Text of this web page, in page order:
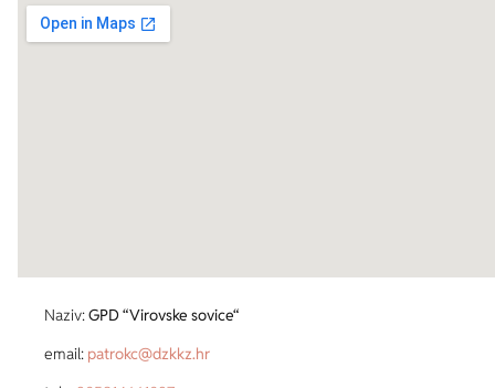
Naziv:GPD “Virovske sovice“
email: patrokc@dzkkz.hr